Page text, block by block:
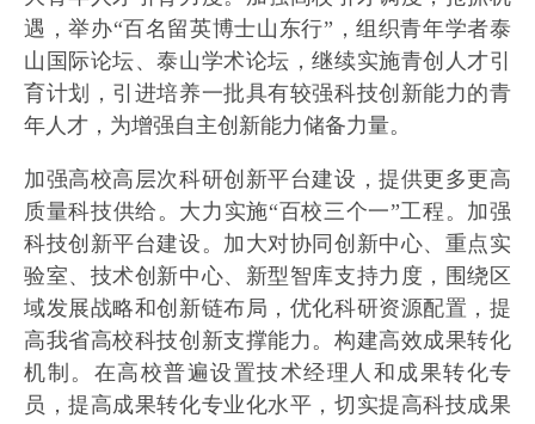
遇，举办“百名留英博士山东行”，组织青年学者泰
山国际论坛、泰山学术论坛，继续实施青创人才引
育计划，引进培养一批具有较强科技创新能力的青
年人才，为增强自主创新能力储备力量。
加强高校高层次科研创新平台建设，提供更多更高
质量科技供给。大力实施“百校三个一”工程。加强
科技创新平台建设。加大对协同创新中心、重点实
验室、技术创新中心、新型智库支持力度，围绕区
域发展战略和创新链布局，优化科研资源配置，提
高我省高校科技创新支撑能力。构建高效成果转化
机制。在高校普遍设置技术经理人和成果转化专
员，提高成果转化专业化水平，切实提高科技成果